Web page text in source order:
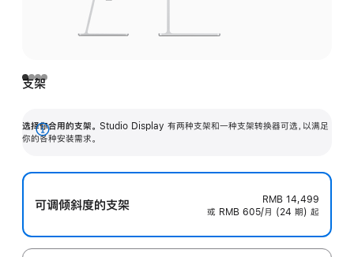
支架
选择你合用的支架。 Studio Display 有两种支架和一种支架转换器可选，以满足
你的各种安装需求。
展
可调倾斜度的支架
RMB 14,499
或 RMB 605/月 (24 期) 起